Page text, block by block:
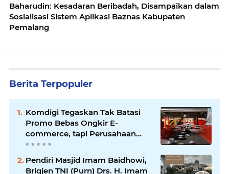
Baharudin: Kesadaran Beribadah, Disampaikan dalam
Sosialisasi Sistem Aplikasi Baznas Kabupaten
Pemalang
Berita Terpopuler
Komdigi Tegaskan Tak Batasi
Promo Bebas Ongkir E-
commerce, tapi Perusahaan
Kurir
Pendiri Masjid Imam Baidhowi,
Brigjen TNI (Purn) Drs. H. Imam